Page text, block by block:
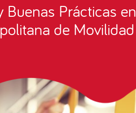
Buenas Prácticas en
de Movilidad